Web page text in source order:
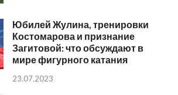
Юбилей Жулина, тренировки
Костомарова и признание
Загитовой: что обсуждают в
мире фигурного катания
23.07.2023